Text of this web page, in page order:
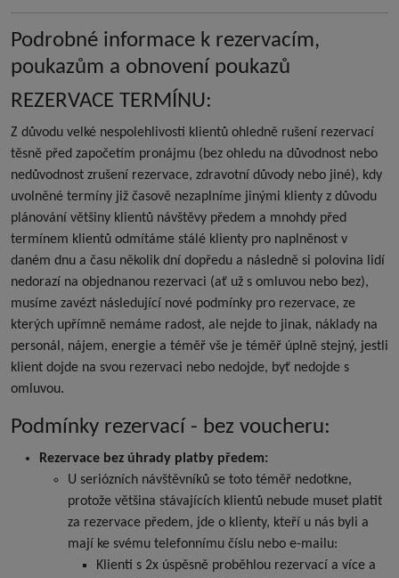
Podrobné informace k rezervacím,
poukazům a obnovení poukazů
REZERVACE TERMÍNU:
Z důvodu velké nespolehlivosti klientů ohledně rušení rezervací
těsně před započetím pronájmu (bez ohledu na důvodnost nebo
nedůvodnost zrušení rezervace, zdravotní důvody nebo jiné), kdy
uvolněné termíny již časově nezaplníme jinými klienty z důvodu
plánování většiny klientů návštěvy předem a mnohdy před
termínem klientů odmítáme stálé klienty pro naplněnost v
daném dnu a času několik dní dopředu a následně si polovina lidí
nedorazí na objednanou rezervaci (ať už s omluvou nebo bez),
musíme zavézt následující nové podmínky pro rezervace, ze
kterých upřímně nemáme radost, ale nejde to jinak, náklady na
personál, nájem, energie a téměř vše je téměř úplně stejný, jestli
klient dojde na svou rezervaci nebo nedojde, byť nedojde s
omluvou.
Podmínky rezervací - bez voucheru:
Rezervace bez úhrady platby předem:
U seriózních návštěvníků se toto téměř nedotkne,
protože většina stávajících klientů nebude muset platit
za rezervace předem, jde o klienty, kteří u nás byli a
mají ke svému telefonnímu číslu nebo e-mailu:
Klienti s 2x úspěsně proběhlou rezervací a více a